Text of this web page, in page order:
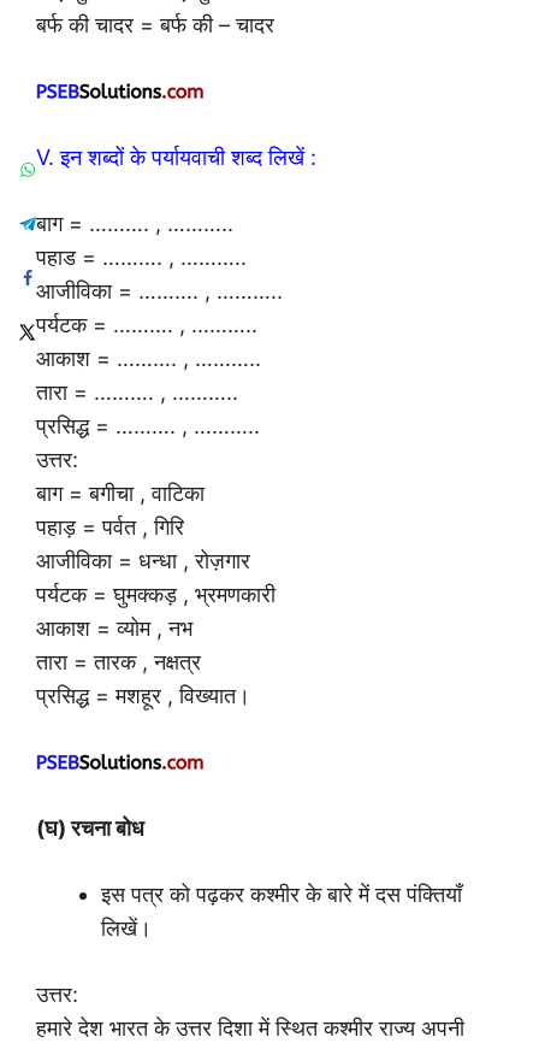
बर्फ की चादर = बर्फ की – चादर
V. इन शब्दों के पर्यायवाची शब्द लिखें :
बाग = ………. , ………..
पहाड = ………. , ………..
आजीविका = ………. , ………..
पर्यटक = ………. , ………..
आकाश = ………. , ………..
तारा = ………. , ………..
प्रसिद्ध = ………. , ………..
उत्तर:
बाग = बगीचा , वाटिका
पहाड़ = पर्वत , गिरि
आजीविका = धन्धा , रोज़गार
पर्यटक = घुमक्कड़ , भ्रमणकारी
आकाश = व्योम , नभ
तारा = तारक , नक्षत्र
प्रसिद्ध = मशहूर , विख्यात।
(घ) रचना बोध
इस पत्र को पढ़कर कश्मीर के बारे में दस पंक्तियाँ
लिखें।
उत्तर:
हमारे देश भारत के उत्तर दिशा में स्थित कश्मीर राज्य अपनी